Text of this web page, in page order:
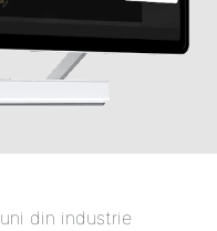
din industrie